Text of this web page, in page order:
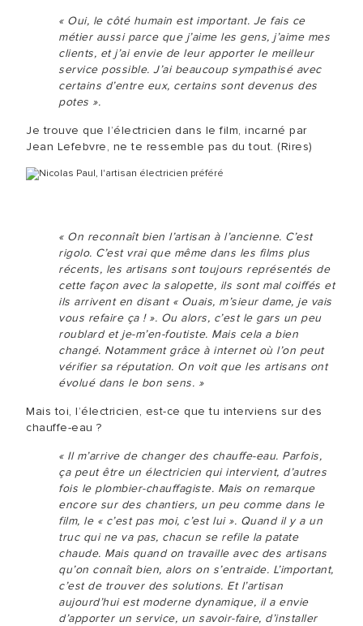
« Oui, le côté humain est important. Je fais ce
métier aussi parce que j’aime les gens, j’aime mes
clients, et j’ai envie de leur apporter le meilleur
service possible. J’ai beaucoup sympathisé avec
certains d’entre eux, certains sont devenus des
potes ».
Je trouve que l’électricien dans le film, incarné par
Jean Lefebvre, ne te ressemble pas du tout. (Rires)
« On reconnaît bien l’artisan à l’ancienne. C’est
rigolo. C’est vrai que même dans les films plus
récents, les artisans sont toujours représentés de
cette façon avec la salopette, ils sont mal coiffés et
ils arrivent en disant « Ouais, m’sieur dame, je vais
vous refaire ça ! ». Ou alors, c’est le gars un peu
roublard et je-m’en-foutiste. Mais cela a bien
changé. Notamment grâce à internet où l’on peut
vérifier sa réputation. On voit que les artisans ont
évolué dans le bon sens. »
Mais toi, l’électricien, est-ce que tu interviens sur des
chauffe-eau ?
« Il m’arrive de changer des chauffe-eau. Parfois,
ça peut être un électricien qui intervient, d’autres
fois le plombier-chauffagiste. Mais on remarque
encore sur des chantiers, un peu comme dans le
film, le « c’est pas moi, c’est lui ». Quand il y a un
truc qui ne va pas, chacun se refile la patate
chaude. Mais quand on travaille avec des artisans
qu’on connaît bien, alors on s’entraide. L’important,
c’est de trouver des solutions. Et l’artisan
aujourd’hui est moderne dynamique, il a envie
d’apporter un service, un savoir-faire, d’installer